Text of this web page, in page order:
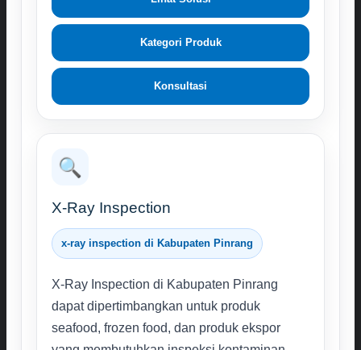
Kategori Produk
Konsultasi
🔍
X-Ray Inspection
x-ray inspection di Kabupaten Pinrang
X-Ray Inspection di Kabupaten Pinrang
dapat dipertimbangkan untuk produk
seafood, frozen food, dan produk ekspor